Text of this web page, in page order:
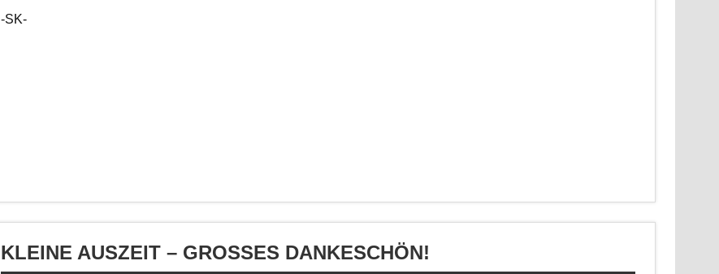
-SK-
KLEINE AUSZEIT – GROSSES DANKESCHÖN!